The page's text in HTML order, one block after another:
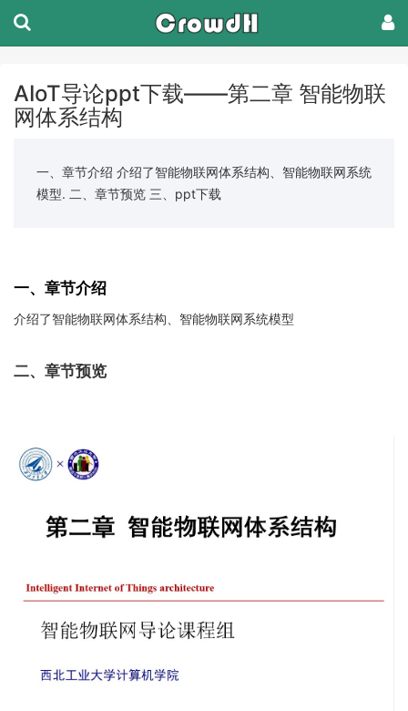
AIoT导论ppt下载——第二章 智能物联
网体系结构
一、章节介绍 介绍了智能物联网体系结构、智能物联网系统
模型. 二、章节预览 三、ppt下载
一、章节介绍
介绍了智能物联网体系结构、智能物联网系统模型
二、章节预览